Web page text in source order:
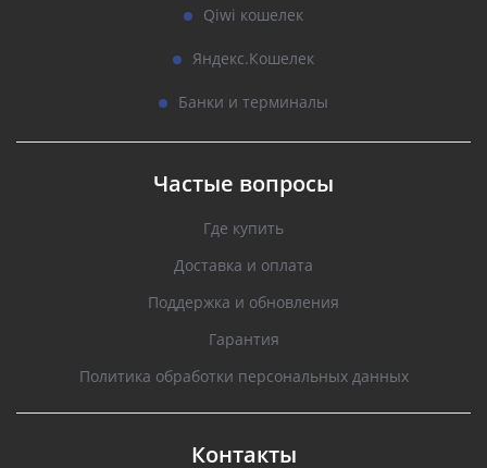
Qiwi кошелек
Яндекс.Кошелек
Банки и терминалы
Частые вопросы
Где купить
Доставка и оплата
Поддержка и обновления
Гарантия
Политика обработки персональных данных
Контакты